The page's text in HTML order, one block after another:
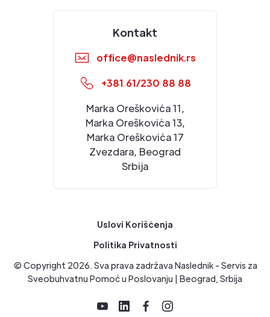
Kontakt
office@naslednik.rs
+381 61/230 88 88
Marka Oreškovića 11,
Marka Oreškovića 13,
Marka Oreškovića 17
Zvezdara, Beograd
Srbija
Uslovi Korišćenja
Politika Privatnosti
© Copyright 2026. Sva prava zadržava Naslednik - Servis za
Sveobuhvatnu Pomoć u Poslovanju | Beograd, Srbija